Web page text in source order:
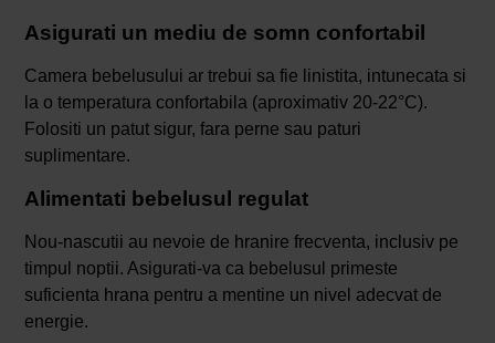
Asigurati un mediu de somn confortabil
Camera bebelusului ar trebui sa fie linistita, intunecata si
la o temperatura confortabila (aproximativ 20-22°C).
Folositi un patut sigur, fara perne sau paturi
suplimentare.
Alimentati bebelusul regulat
Nou-nascutii au nevoie de hranire frecventa, inclusiv pe
timpul noptii. Asigurati-va ca bebelusul primeste
suficienta hrana pentru a mentine un nivel adecvat de
energie.